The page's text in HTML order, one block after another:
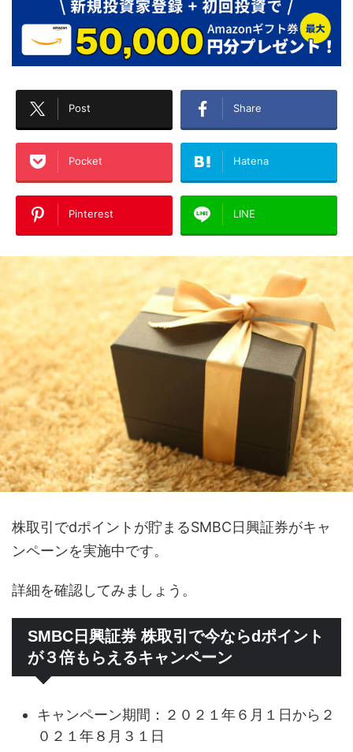
Post Share
Pocket Hatena
Pinterest LINE
株取引でdポイントが貯まるSMBC日興証券がキャ
ンペーンを実施中です。
詳細を確認してみましょう。
SMBC日興証券 株取引で今ならdポイント
が３倍もらえるキャンペーン
キャンペーン期間：２０２１年６月１日から２
０２１年８月３１日